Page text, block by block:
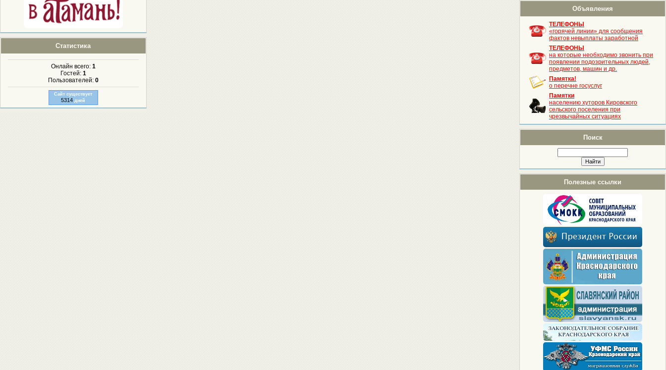
Статистика
Онлайн всего: 1
Гостей: 1
Пользователей: 0
Сайт существует
5314 дней
Объявления
ТЕЛЕФОНЫ
«горячей линии» для сообщения
фактов невыплаты заработной
ТЕЛЕФОНЫ
на которые необходимо звонить при
появлении подозрительных людей,
предметов, машин и др.
Памятка!
о перечне госуслуг
Памятки
населению хуторов Кировского
сельского поселения при
чрезвычайных ситуациях
Поиск
Полезные ссылки